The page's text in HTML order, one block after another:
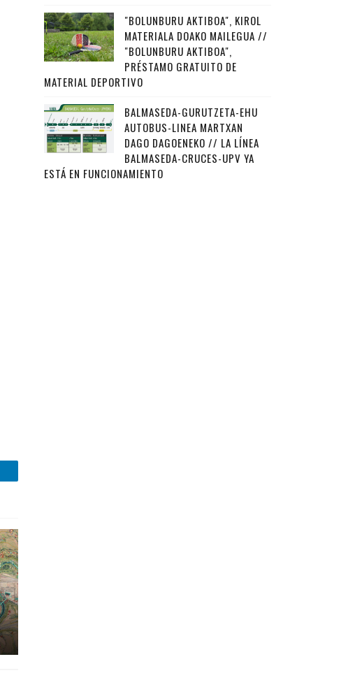
"BOLUNBURU AKTIBOA", KIROL
MATERIALA DOAKO MAILEGUA //
"BOLUNBURU AKTIBOA",
PRÉSTAMO GRATUITO DE
MATERIAL DEPORTIVO
BALMASEDA-GURUTZETA-EHU
AUTOBUS-LINEA MARTXAN
DAGO DAGOENEKO // LA LÍNEA
BALMASEDA-CRUCES-UPV YA
ESTÁ EN FUNCIONAMIENTO